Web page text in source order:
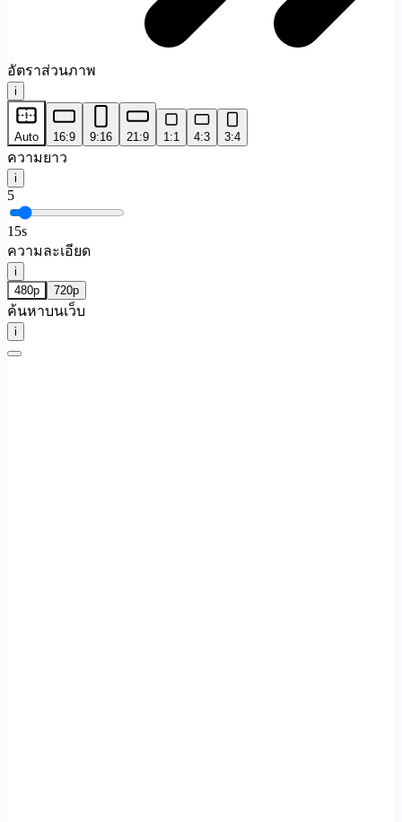
อัตราส่วนภาพ
i
Auto 16:9 9:16 21:9 1:1 4:3 3:4
ความยาว
i
5
15s
ความละเอียด
i
480p
720p
ค้นหาบนเว็บ
i